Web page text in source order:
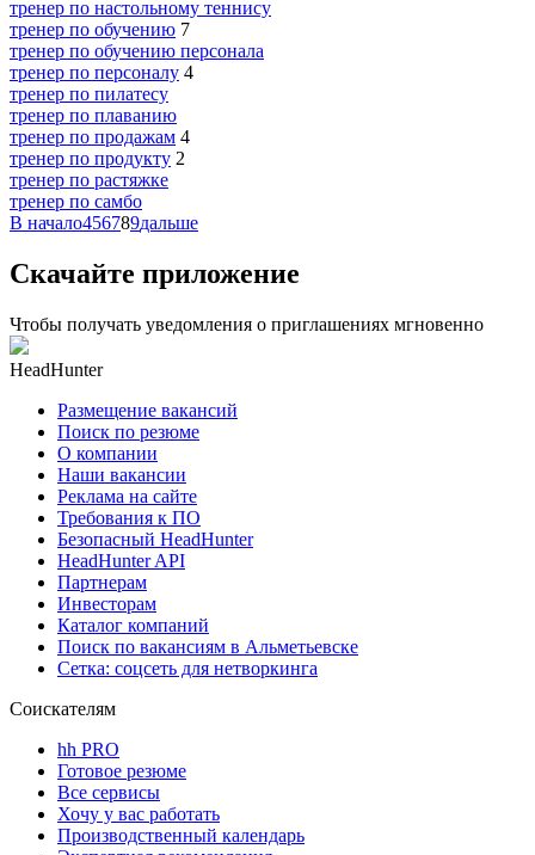
тренер по настольному теннису
тренер по обучению 7
тренер по обучению персонала
тренер по персоналу 4
тренер по пилатесу
тренер по плаванию
тренер по продажам 4
тренер по продукту 2
тренер по растяжке
тренер по самбо
В начало456789дальше
Скачайте приложение
Чтобы получать уведомления о приглашениях мгновенно
HeadHunter
Размещение вакансий
Поиск по резюме
О компании
Наши вакансии
Реклама на сайте
Требования к ПО
Безопасный HeadHunter
HeadHunter API
Партнерам
Инвесторам
Каталог компаний
Поиск по вакансиям в Альметьевске
Сетка: соцсеть для нетворкинга
Соискателям
hh PRO
Готовое резюме
Все сервисы
Хочу у вас работать
Производственный календарь